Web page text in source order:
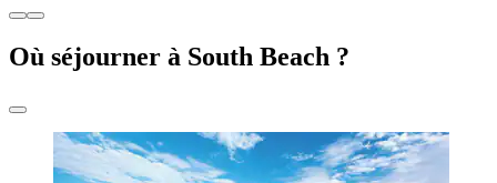
Où séjourner à South Beach ?